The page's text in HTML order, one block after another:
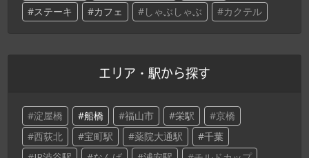
ステーキ
カフェ しゃぶしゃぶ カクテル
エリア・駅から探す
淀屋橋 船橋 福山市 栄駅
京橋
西荻北
宝町駅 薬院大通駅
千葉